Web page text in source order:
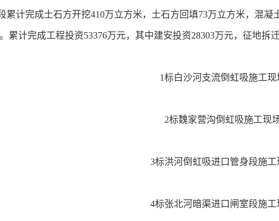
计完成土石方开挖410万立方米，土石方回填73万立方米，混凝
累计完成工程投资53376万元，其中建安投资28303万元，征地拆
1标白沙河支流倒虹吸施工现
2标魏家营沟倒虹吸施工现
3标洪河倒虹吸进口管身段施工
4标张北河暗渠进口闸室段施工